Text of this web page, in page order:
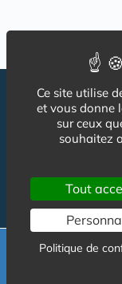
Suivez-nous
gratuit
Ce site utilise
et vous donne
sur ceux
souhaitez
Tout
Politique de